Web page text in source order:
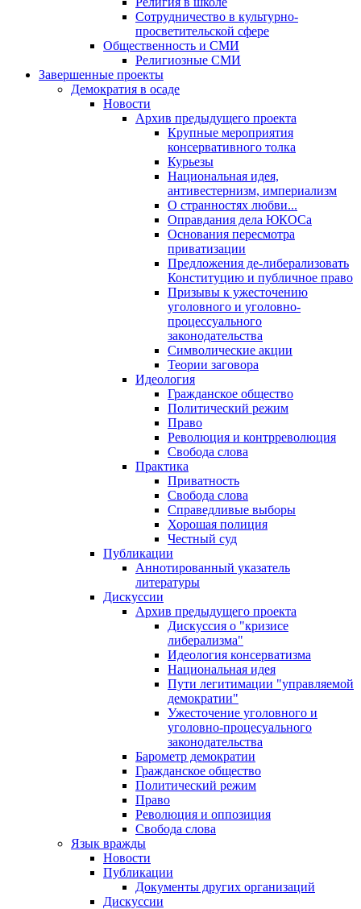
Сотрудничество в культурно-
просветительской сфере
Общественность и СМИ
Религиозные СМИ
Завершенные проекты
Демократия в осаде
Новости
Архив предыдущего проекта
Крупные мероприятия
консервативного толка
Курьезы
Национальная идея,
антивестернизм, империализм
О странностях любви...
Оправдания дела ЮКОСа
Основания пересмотра
приватизации
Предложения де-либерализовать
Конституцию и публичное право
Призывы к ужесточению
уголовного и уголовно-
процессуального
законодательства
Символические акции
Теории заговора
Идеология
Гражданское общество
Политический режим
Право
Революция и контрреволюция
Свобода слова
Практика
Приватность
Свобода слова
Справедливые выборы
Хорошая полиция
Честный суд
Публикации
Аннотированный указатель
литературы
Дискуссии
Архив предыдущего проекта
Дискуссия о "кризисе
либерализма"
Идеология консерватизма
Национальная идея
Пути легитимации "управляемой
демократии"
Ужесточение уголовного и
уголовно-процесуального
законодательства
Барометр демократии
Гражданское общество
Политический режим
Право
Революция и оппозиция
Свобода слова
Язык вражды
Новости
Публикации
Документы других организаций
Дискуссии